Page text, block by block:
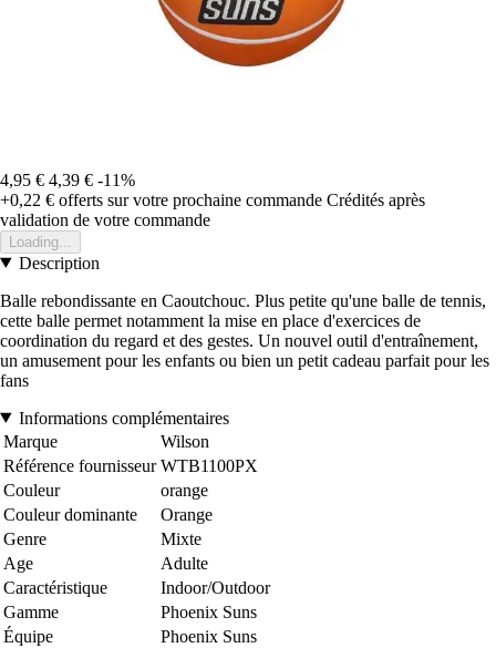
4,95 € 4,39 € -11%
+0,22 € offerts sur votre prochaine commande Crédités après
validation de votre commande
Loading...
Description
Balle rebondissante en Caoutchouc. Plus petite qu'une balle de tennis,
cette balle permet notamment la mise en place d'exercices de
coordination du regard et des gestes. Un nouvel outil d'entraînement,
un amusement pour les enfants ou bien un petit cadeau parfait pour les
fans
Informations complémentaires
Marque
Wilson
Référence fournisseur WTB1100PX
Couleur
orange
Couleur dominante
Orange
Genre
Mixte
Age
Adulte
Caractéristique
Indoor/Outdoor
Gamme
Phoenix Suns
Équipe
Phoenix Suns